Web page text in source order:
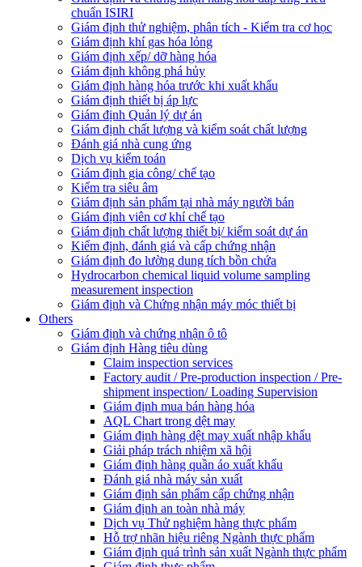
chuẩn ISIRI
Giám định thử nghiệm, phân tích - Kiểm tra cơ học
Giám định khí gas hóa lỏng
Giám định xếp/ dỡ hàng hóa
Giám định không phá hủy
Giám định hàng hóa trước khi xuất khẩu
Giám định thiết bị áp lực
Giám định Quản lý dự án
Giám định chất lượng và kiểm soát chất lượng
Đánh giá nhà cung ứng
Dịch vụ kiểm toán
Giám định gia công/ chế tạo
Kiểm tra siêu âm
Giám định sản phẩm tại nhà máy người bán
Giám định viên cơ khí chế tạo
Giám định chất lượng thiết bị/ kiểm soát dự án
Kiểm định, đánh giá và cấp chứng nhận
Giám định đo lường dung tích bồn chứa
Hydrocarbon chemical liquid volume sampling
measurement inspection
Giám định và Chứng nhận máy móc thiết bị
Others
Giám định và chứng nhận ô tô
Giám định Hàng tiêu dùng
Claim inspection services
Factory audit / Pre-production inspection / Pre-
shipment inspection/ Loading Supervision
Giám định mua bán hàng hóa
AQL Chart trong dệt may
Giám định hàng dệt may xuất nhập khẩu
Giải pháp trách nhiệm xã hội
Giám định hàng quần áo xuất khẩu
Đánh giá nhà máy sản xuất
Giám định sản phẩm cấp chứng nhận
Giám định an toàn nhà máy
Dịch vụ Thử nghiệm hàng thực phẩm
Hỗ trợ nhãn hiệu riêng Ngành thực phẩm
Giám định quá trình sản xuất Ngành thực phẩm